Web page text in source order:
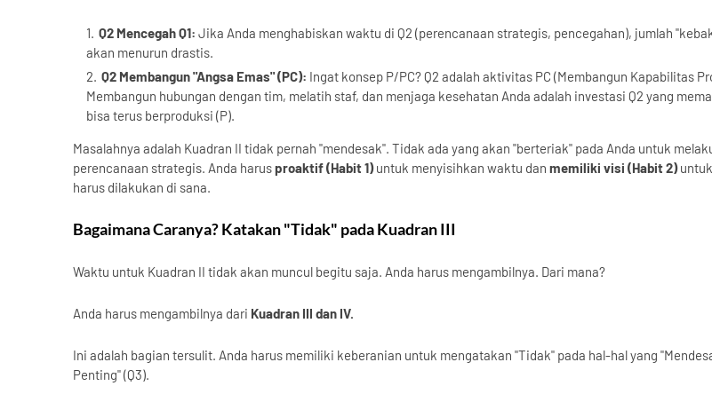
Q2 Mencegah Q1: Jika Anda menghabiskan waktu di Q2 (perencanaan strategis, pencegahan), jumlah
akan menurun drastis.
Q2 Membangun "Angsa Emas" (PC): Ingat konsep P/PC? Q2 adalah aktivitas PC (Membangun Kapabilitas
Membangun hubungan dengan tim, melatih staf, dan menjaga kesehatan Anda adalah investasi Q2 yang
bisa terus berproduksi (P).
Masalahnya adalah Kuadran II tidak pernah "mendesak". Tidak ada yang akan "berteriak" pada Anda untuk
perencanaan strategis. Anda harusproaktif (Habit 1)untuk menyisihkan waktu dan memiliki visi (Habit 2)
harus dilakukan di sana.
Bagaimana Caranya? Katakan "Tidak" pada Kuadran III
Waktu untuk Kuadran II tidak akan muncul begitu saja. Anda harus mengambilnya. Dari mana?
Anda harus mengambilnya dari Kuadran III dan IV.
Ini adalah bagian tersulit. Anda harus memiliki keberanian untuk mengatakan "Tidak" pada hal-hal yang
Penting" (Q3).